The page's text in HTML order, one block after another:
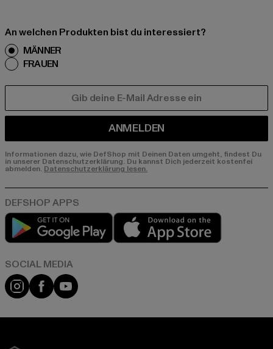
An welchen Produkten bist du interessiert?
MÄNNER
FRAUEN
ANMELDEN
Informationen dazu, wie DefShop mit Deinen Daten umgeht, findest Du
in unserer Datenschutzerklärung. Du kannst Dich jederzeit kostenfei
abmelden. Datenschutzerklärung lesen.
Play market
Instagram
FacebookYouTube